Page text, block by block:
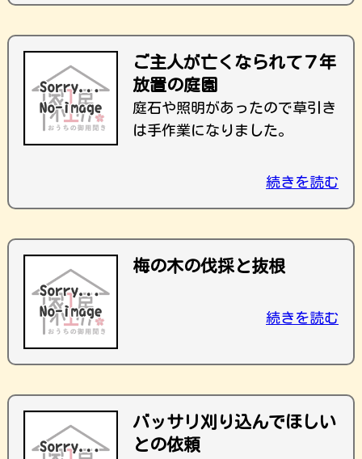
ご主人が亡くなられて７年
放置の庭園
庭石や照明があったので草引き
は手作業になりました。
続きを読む
梅の木の伐採と抜根
続きを読む
バッサリ刈り込んでほしい
との依頼